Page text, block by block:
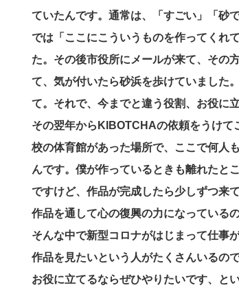
ていたんです。通常は、「すごい」「砂
では「ここにこういうものを作ってくれ
た。その後市役所にメールが来て、その
て、気が付いたら砂浜を歩けていました
て。それで、今までと違う役割、お役に
その翌年からKIBOTCHAの依頼をうけて
校の体育館があった場所で、ここで何人
んです。僕が作っているときも離れたと
ですけど、作品が完成したら少しずつ来
作品を通して心の復興の力になっている
そんな中で新型コロナがはじまって仕事
作品を見たいという人がたくさんいるの
お役に立てるならぜひやりたいです、と